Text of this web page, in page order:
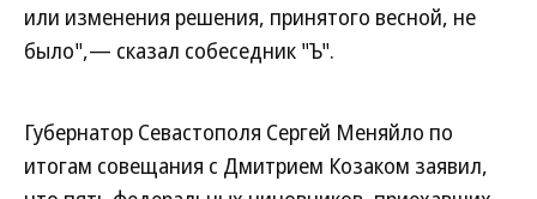
или изменения решения, принятого весной, не
было",— сказал собеседник "Ъ".
Губернатор Севастополя Сергей Меняйло по
итогам совещания с Дмитрием Козаком заявил,